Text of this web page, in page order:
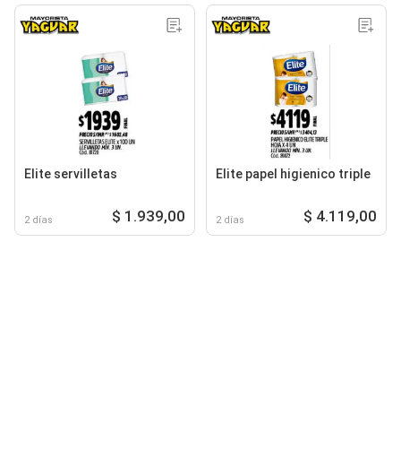
Elite servilletas
2 días $ 1.939,00
Elite papel higienico triple
2 días $ 4.119,00